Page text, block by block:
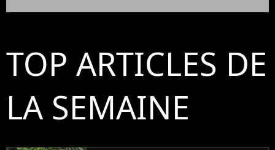
TOP ARTICLES DE
LA SEMAINE